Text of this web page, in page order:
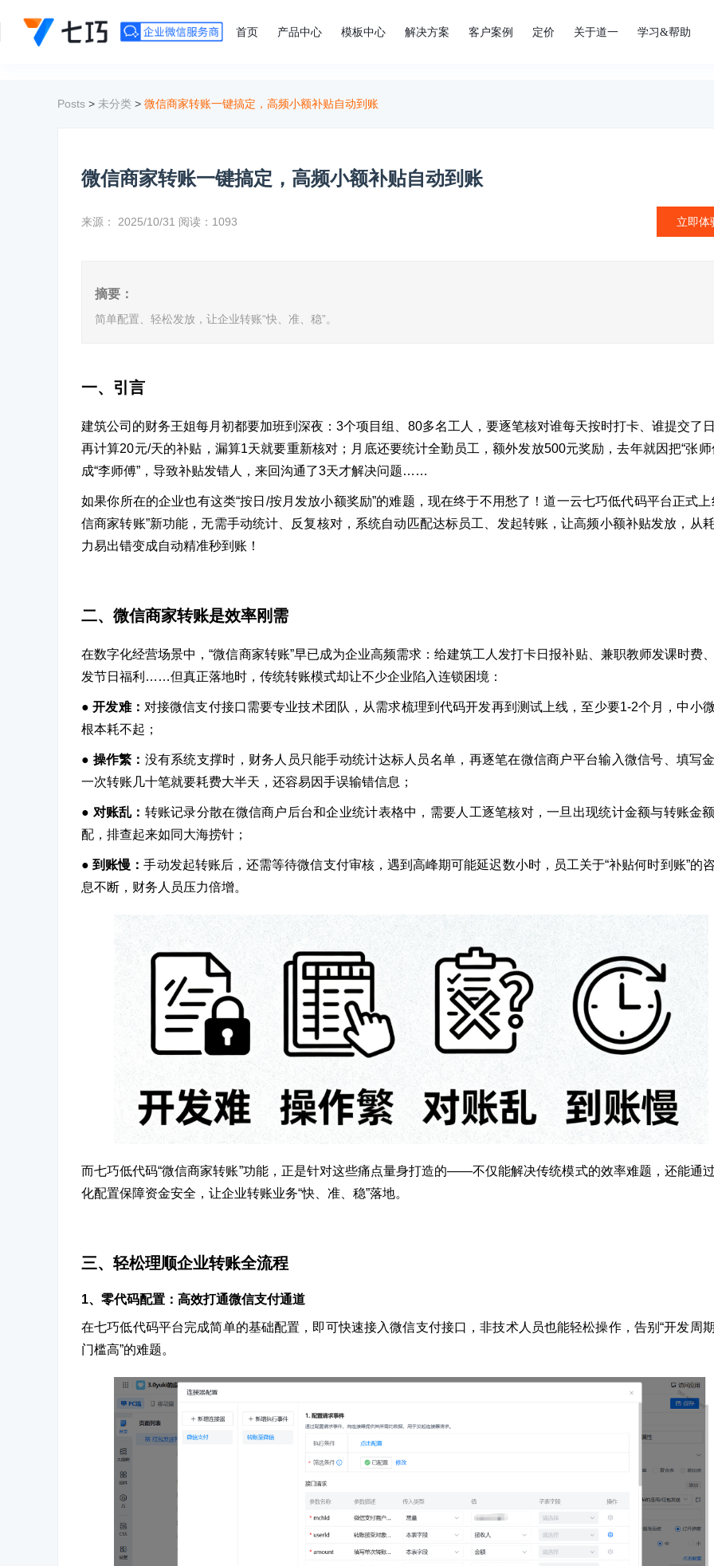
首页 产品中心 模板中心 解决方案 客户案例 定价 关于道一 学习&帮助
Posts > 未分类 > 微信商家转账一键搞定，高频小额补贴自动到账
微信商家转账一键搞定，高频小额补贴自动到账
来源： 2025/10/31 阅读：1093 立即体
摘要：
简单配置、轻松发放，让企业转账“快、准、稳”。
一、引言
建筑公司的财务王姐每月初都要加班到深夜：3个项目组、80多名工人，要逐笔核对谁每天按时打卡、谁提交了
再计算20元/天的补贴，漏算1天就要重新核对；月底还要统计全勤员工，额外发放500元奖励，去年就因把“张师
成“李师傅”，导致补贴发错人，来回沟通了3天才解决问题……
如果你所在的企业也有这类“按日/按月发放小额奖励”的难题，现在终于不用愁了！道一云七巧低代码平台正式上
信商家转账”新功能，无需手动统计、反复核对，系统自动匹配达标员工、发起转账，让高频小额补贴发放，从
力易出错变成自动精准秒到账！
二、微信商家转账是效率刚需
在数字化经营场景中，“微信商家转账”早已成为企业高频需求：给建筑工人发打卡日报补贴、兼职教师发课时费
发节日福利……但真正落地时，传统转账模式却让不少企业陷入连锁困境：
● 开发难： 对接微信支付接口需要专业技术团队，从需求梳理到代码开发再到测试上线，至少要1-2个月，中小
根本耗不起；
● 操作繁： 没有系统支撑时，财务人员只能手动统计达标人员名单，再逐笔在微信商户平台输入微信号、填写
一次转账几十笔就要耗费大半天，还容易因手误输错信息；
● 对账乱： 转账记录分散在微信商户后台和企业统计表格中，需要人工逐笔核对，一旦出现统计金额与转账金
配，排查起来如同大海捞针；
● 到账慢：手动发起转账后，还需等待微信支付审核，遇到高峰期可能延迟数小时，员工关于“补贴何时到账”的
息不断，财务人员压力倍增。
而七巧低代码“微信商家转账”功能，正是针对这些痛点量身打造的——不仅能解决传统模式的效率难题，还能通
化配置保障资金安全，让企业转账业务“快、准、稳”落地。
三、轻松理顺企业转账全流程
1、零代码配置： 高效打通微信支付通道
在七巧低代码平台完成简单的基础配置，即可快速接入微信支付接口，非技术人员也能轻松操作，告别“开发周
门槛高”的难题。